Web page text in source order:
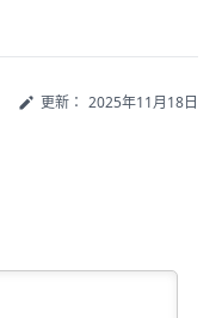
更新： 2025年11月18日